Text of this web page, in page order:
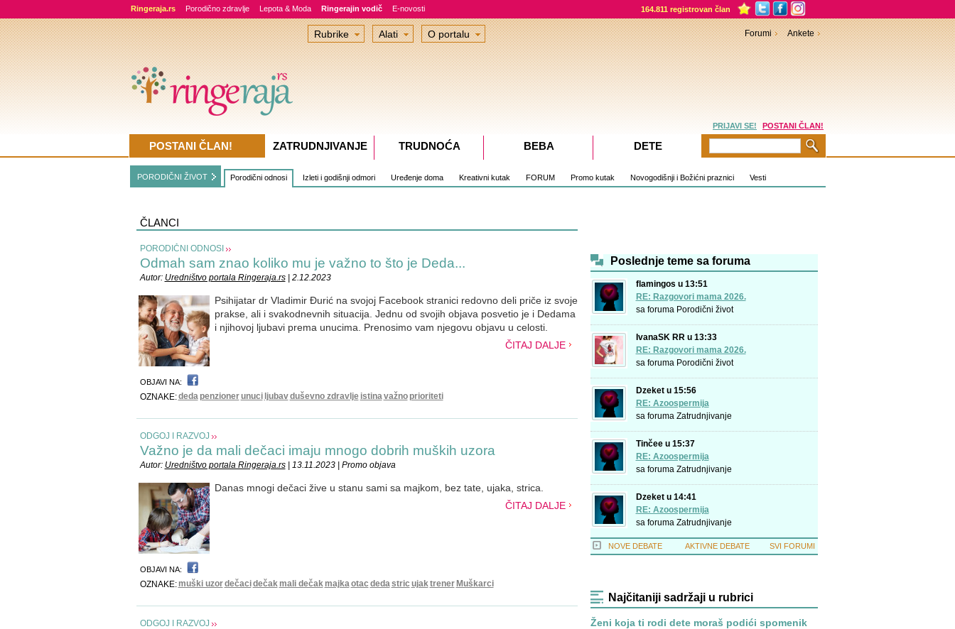
Ringeraja.rs Porodično zdravlje Lepota & Moda Ringerajin vodič E-novosti 164.811 registrovan član
PORODIČNI ŽIVOT Porodični odnosi Izleti i godišnji odmori Uređenje doma Kreativni kutak FORUM Promo kutak Novogodišnji i Božićni praznici Vesti
ČLANCI
PORODIČNI ODNOSI
Odmah sam znao koliko mu je važno to što je Deda...
Autor: Uredništvo portala Ringeraja.rs| 2.12.2023
Psihijatar dr Vladimir Đurić na svojoj Facebook stranici redovno deli priče iz svoje
prakse, ali i svakodnevnih situacija. Jednu od svojih objava posvetio je i Dedama
i njihovoj ljubavi prema unucima. Prenosimo vam njegovu objavu u celosti.
ČITAJ DALJE
OBJAVI NA:
OZNAKE:deda penzionerunuci ljubavduševno zdravlje istinavažno prioriteti
ODGOJ I RAZVOJ
Važno je da mali dečaci imaju mnogo dobrih muških uzora
Autor: Uredništvo portala Ringeraja.rs| 13.11.2023 | Promo objava
Danas mnogi dečaci žive u stanu sami sa majkom, bez tate, ujaka, strica.
ČITAJ DALJE
OBJAVI NA:
OZNAKE: muški uzordečacidečak mali dečak majkaotac dedastric ujaktrener Muškarci
ODGOJ I RAZVOJ
Poslednje teme sa foruma
flamingos u 13:51
RE: Razgovori mama 2026.
sa foruma Porodični život
IvanaSK RR u 13:33
RE: Razgovori mama 2026.
sa foruma Porodični život
Dzeket u 15:56
RE: Azoospermija
sa foruma Zatrudnjivanje
Tinčee u 15:37
RE: Azoospermija
sa foruma Zatrudnjivanje
Dzeket u 14:41
RE: Azoospermija
sa foruma Zatrudnjivanje
NOVE DEBATE AKTIVNE DEBATE SVI FORUMI
Najčitaniji sadržaji u rubrici
Ženi koja ti rodi dete moraš podići spomenik
Rubrike Alati O portalu Forumi Ankete
PRIJAVI SE! POSTANI ČLAN!
POSTANI ČLAN! ZATRUDNJIVANJE TRUDNOĆA BEBA DETE